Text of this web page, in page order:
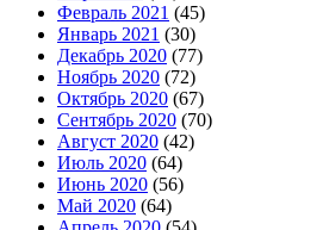
Февраль 2021 (45)
Январь 2021 (30)
Декабрь 2020 (77)
Ноябрь 2020 (72)
Октябрь 2020 (67)
Сентябрь 2020 (70)
Август 2020 (42)
Июль 2020 (64)
Июнь 2020 (56)
Май 2020 (64)